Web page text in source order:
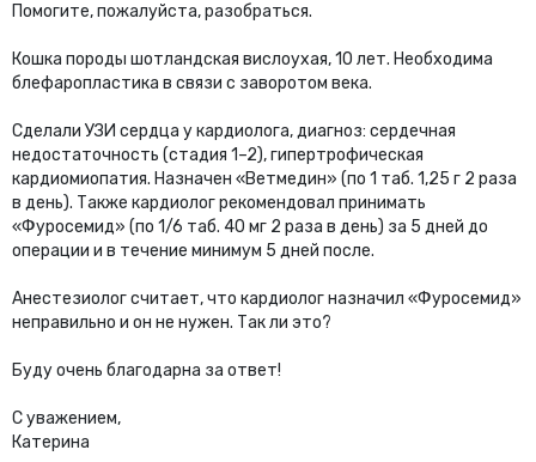
Помогите, пожалуйста, разобраться.
Кошка породы шотландская вислоухая, 10 лет. Необходима
блефаропластика в связи с заворотом века.
Сделали УЗИ сердца у кардиолога, диагноз: сердечная
недостаточность (стадия 1–2), гипертрофическая
кардиомиопатия. Назначен «Ветмедин» (по 1 таб. 1,25 г 2 раза
в день). Также кардиолог рекомендовал принимать
«Фуросемид» (по 1/6 таб. 40 мг 2 раза в день) за 5 дней до
операции и в течение минимум 5 дней после.
Анестезиолог считает, что кардиолог назначил «Фуросемид»
неправильно и он не нужен. Так ли это?
Буду очень благодарна за ответ!
С уважением,
Катерина